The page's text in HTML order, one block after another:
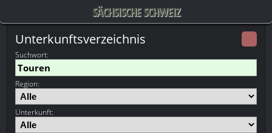
SÄCHSISCHE SCHWEIZ
Unterkunftsverzeichnis
Suchwort:
Region:
Unterkunft: